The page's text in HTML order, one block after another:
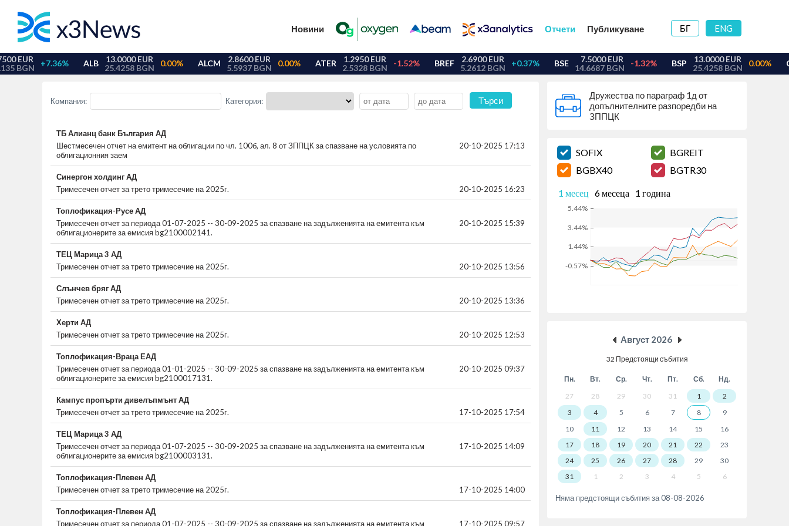
БГ ENG
Новини Отчети Публикуване
Компания: Категория: Търси
ТБ Алианц банк България АД
Шестмесечен отчет на емитент на облигации по чл. 100б, ал. 8 от ЗППЦК за спазване на условията по
облигационния заем
20-10-2025 17:13
Синергон холдинг АД
Тримесечен отчет за трето тримесечие на 2025г.
20-10-2025 16:23
Топлофикация-Русе АД
Тримесечен отчет за периода 01-07-2025 -- 30-09-2025 за спазване на задълженията на емитента към
облигационерите за емисия bg2100002141.
20-10-2025 15:39
ТЕЦ Марица 3 АД
Тримесечен отчет за трето тримесечие на 2025г.
20-10-2025 13:56
Слънчев бряг АД
Тримесечен отчет за трето тримесечие на 2025г.
20-10-2025 13:36
Херти АД
Тримесечен отчет за трето тримесечие на 2025г.
20-10-2025 12:53
Топлофикация-Враца ЕАД
Тримесечен отчет за периода 01-01-2025 -- 30-09-2025 за спазване на задълженията на емитента към
облигационерите за емисия bg2100017131.
20-10-2025 09:37
Кампус пропърти дивелъпмънт АД
Тримесечен отчет за трето тримесечие на 2025г.
17-10-2025 17:54
ТЕЦ Марица 3 АД
Тримесечен отчет за периода 01-07-2025 -- 30-09-2025 за спазване на задълженията на емитента към
облигационерите за емисия bg2100003131.
17-10-2025 14:09
Топлофикация-Плевен АД
Тримесечен отчет за трето тримесечие на 2025г.
17-10-2025 14:00
Топлофикация-Плевен АД
Тримесечен отчет за периода 01-07-2025 -- 30-09-2025 за спазване на задълженията на емитента към
17-10-2025 09:57
Дружества по параграф 1д от
допълнителните разпоредби на
ЗППЦК
Август 2026
32 Предстоящи събития
Пн. Вт. Ср. Чт. Пт. Сб.
Нд.
27
28 29 30 31 1
2
3
4 5 6 7 8
9
10
11 12 13 14 15
16
17
18 19 20 21 22
23
24
25 26 27 28 29
30
31
1 2 3 4 5 6
Няма предстоящи събития за 08-08-2026